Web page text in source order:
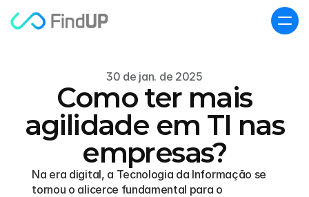
30 de jan. de 2025
Como ter mais
agilidade em TI nas
empresas?
Na era digital, a Tecnologia da Informação se
tornou o alicerce fundamental para o